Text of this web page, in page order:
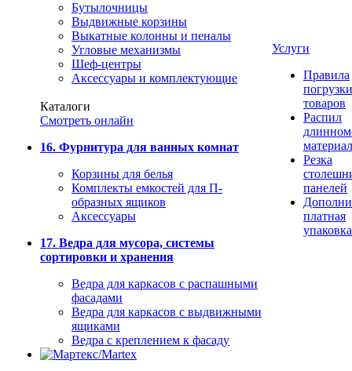
Бутылочницы
Выдвижные корзины
Выкатные колонны и пеналы
Угловые механизмы
Шеф-центры
Аксессуары и комплектующие
Каталоги
Смотреть онлайн
16. Фурнитура для ванных комнат
Корзины для белья
Комплекты емкостей для П-
образных ящиков
Аксессуары
17. Ведра для мусора, системы
сортировки и хранения
Ведра для каркасов с распашными
фасадами
Ведра для каркасов с выдвижными
ящиками
Ведра с креплением к фасаду
Услуги
Правила
погрузки
товаров
Распил
Резка
панелей
платная
упаковка